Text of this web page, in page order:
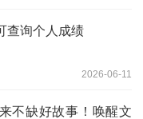
查询个人成绩
2026-06-11
不缺好故事！唤醒文